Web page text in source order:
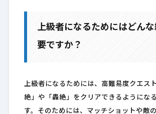
上級者になるためにはどん
要ですか？
上級者になるためには、高難易度クエス
絶」や「轟絶」をクリアできるようにな
す。そのためには、マッチショットや敵